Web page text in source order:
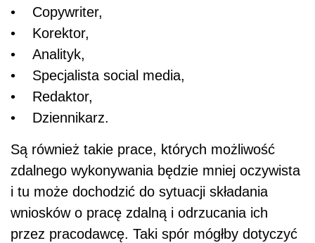
• Copywriter,
• Korektor,
• Analityk,
• Specjalista social media,
• Redaktor,
• Dziennikarz.
Są również takie prace, których możliwość
zdalnego wykonywania będzie mniej oczywista
i tu może dochodzić do sytuacji składania
wniosków o pracę zdalną i odrzucania ich
przez pracodawcę. Taki spór mógłby dotyczyć